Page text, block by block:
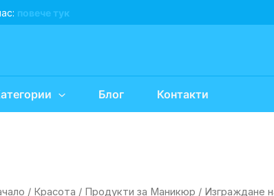
повече тук
Блог Контакти
/ Красота / Продукти за Маникюр / Изграждане